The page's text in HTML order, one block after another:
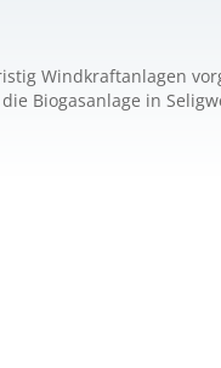
Windkraftanlagen
Biogasanlage in